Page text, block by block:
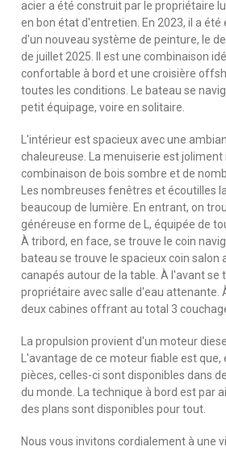
acier a été construit par le propriétaire
en bon état d'entretien. En 2023, il a
d'un nouveau système de peinture, le
de juillet 2025. Il est une combinaison
confortable à bord et une croisière
toutes les conditions. Le bateau se
petit équipage, voire en solitaire.
L'intérieur est spacieux avec une
chaleureuse. La menuiserie est joliment
combinaison de bois sombre et de
Les nombreuses fenêtres et écoutilles
beaucoup de lumière. En entrant, on
généreuse en forme de L, équipée de
À tribord, en face, se trouve le coin
bateau se trouve le spacieux coin salon
canapés autour de la table. À l'avant se
propriétaire avec salle d'eau attenante.
deux cabines offrant au total 3
La propulsion provient d'un moteur
L'avantage de ce moteur fiable est que,
pièces, celles-ci sont disponibles dans
du monde. La technique à bord est par
des plans sont disponibles pour tout.
Nous vous invitons cordialement à une